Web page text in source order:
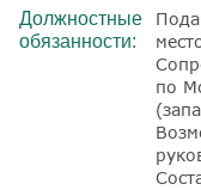
Должностные
обязанности:
по